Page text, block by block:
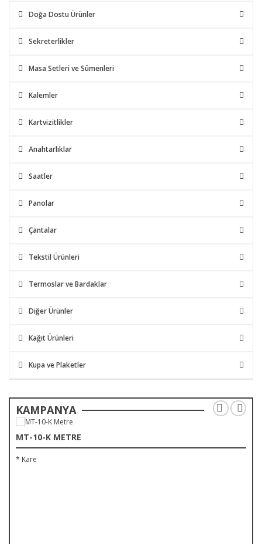
Doğa Dostu Ürünler
Sekreterlikler
Masa Setleri ve Sümenleri
Kalemler
Kartvizitlikler
Anahtarlıklar
Saatler
Panolar
Çantalar
Tekstil Ürünleri
Termoslar ve Bardaklar
Diğer Ürünler
Kağıt Ürünleri
Kupa ve Plaketler
KAMPANYA
MT-10-K METRE
* Kare